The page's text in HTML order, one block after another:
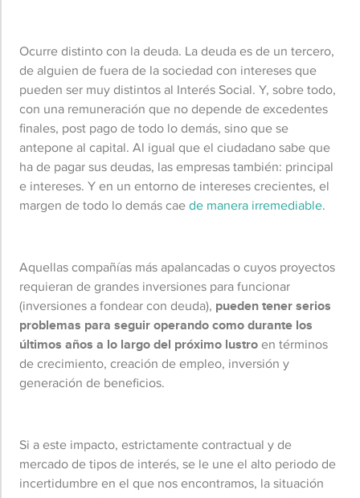
Ocurre distinto con la deuda. La deuda es de un tercero,
de alguien de fuera de la sociedad con intereses que
pueden ser muy distintos al Interés Social. Y, sobre todo,
con una remuneración que no depende de excedentes
finales, post pago de todo lo demás, sino que se
antepone al capital. Al igual que el ciudadano sabe que
ha de pagar sus deudas, las empresas también: principal
e intereses. Y en un entorno de intereses crecientes, el
margen de todo lo demás caede manera irremediable.
Aquellas compañías más apalancadas o cuyos proyectos
requieran de grandes inversiones para funcionar
(inversiones a fondear con deuda), pueden tener serios
problemas para seguir operando como durante los
últimos años a lo largo del próximo lustroen términos
de crecimiento, creación de empleo, inversión y
generación de beneficios.
Si a este impacto, estrictamente contractual y de
mercado de tipos de interés, se le une el alto periodo de
incertidumbre en el que nos encontramos, la situación